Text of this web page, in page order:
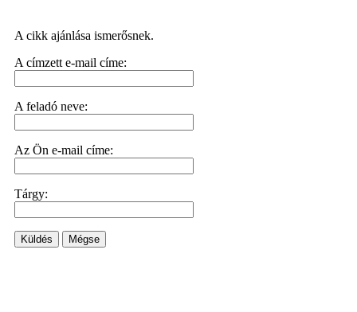
A cikk ajánlása ismerősnek.
A címzett e-mail címe:
A feladó neve:
Az Ön e-mail címe:
Tárgy:
Küldés Mégse